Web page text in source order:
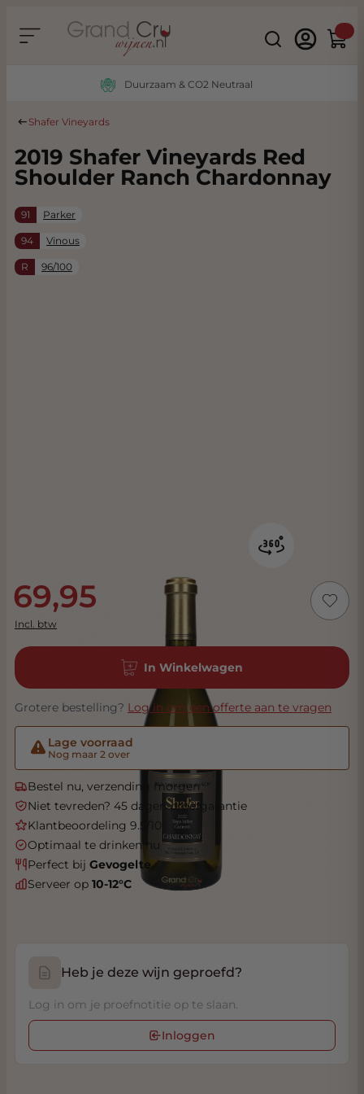
Search
Duurzaam & CO2 Neutraal
Shafer Vineyards
2019 Shafer Vineyards Red
Shoulder Ranch Chardonnay
91 Parker
94 Vinous
R 96/100
69,95
Incl. btw
In Winkelwagen
Grotere bestelling? Log in om een offerte aan te vragen
Lage voorraad
Nog maar 2 over
Bestel nu, verzending morgen
Niet tevreden? 45 dagen proefgarantie
Klantbeoordeling 9.5/10
Optimaal te drinken nu
Perfect bij Gevogelte
Serveer op 10-12°C
Heb je deze wijn geproefd?
Log in om je proefnotitie op te slaan.
Inloggen